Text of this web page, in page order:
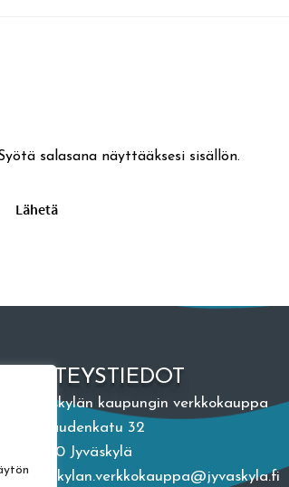
salasana näyttääksesi sisällön.
YHTEYSTIEDOT
Jyväskylän kaupungin verkkokauppa
Vapaudenkatu 32
40100 Jyväskylä
jyvaskylan.verkkokauppa@jyvaskyla.fi